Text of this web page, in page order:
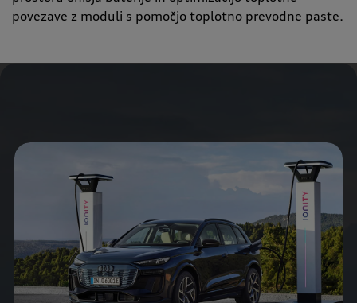
povezave z moduli s pomočjo toplotno prevodne paste.